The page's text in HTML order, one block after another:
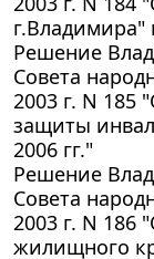
г.Владимира"
Решение
Совета
2003 г. N 185
защиты
2006 гг."
Решение
Совета
2003 г. N 186
жилищного